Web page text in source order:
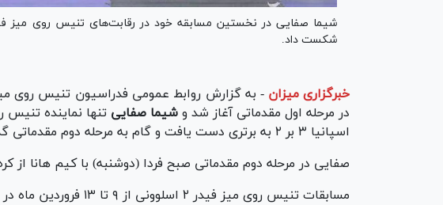
شکست داد.
خبرگزاری میزان - به گزارش روابط عمومی فدراسیون تنیس روی
در مرحله اول مقدماتی آغاز شد و شیما صفایی تنها نماینده تنیس
اسپانیا ۳ بر ۲ به برتری دست یافت و گام به مرحله دوم مقدماتی گذاشت.
صفایی در مرحله دوم مقدماتی صبح فردا (دوشنبه) با کیم هانا از
مسابقات تنیس روی میز فیدر ۲ اسلوونی از ۹ تا ۱۳ فروردین ماه در اتوچک برگزار می‌شود.